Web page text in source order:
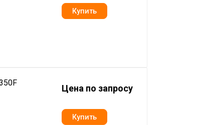
Цена по запросу